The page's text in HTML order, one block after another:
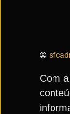
Com